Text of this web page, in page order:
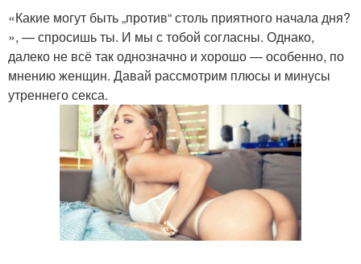
«Какие могут быть „против“ столь приятного начала дня?
», — спросишь ты. И мы с тобой согласны. Однако,
далеко не всё так однозначно и хорошо — особенно, по
мнению женщин. Давай рассмотрим плюсы и минусы
утреннего секса.